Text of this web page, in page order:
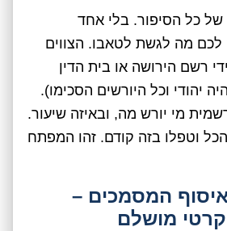
של כל הסיפור. בלי אחד
לכם מה לגשת לטאבו. הצווים
רשם הירושה או בית הדין
יהודי וכל היורשים הסכימו).
מי יורש מה, ובאיזה שיעור.
וטפלו בזה קודם. זהו המפתח
המסמכים –
מושלם